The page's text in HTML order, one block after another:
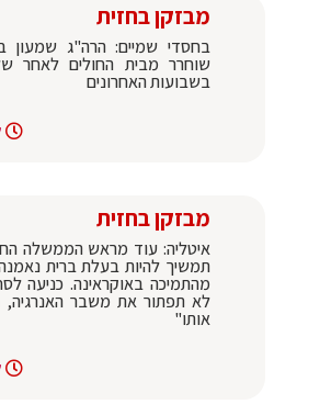
מבזקן בחזית
בחסדי שמיים: הרה"ג שמעון
שוחרר מבית החולים לאחר
בשבועות האחרונים
מבזקן בחזית
איטליה: עוד מראש הממשלה
תמשיך להיות בעלת ברית
מהתמיכה באוקראינה. כניעה
לא תפתור את משבר האנרגיה,
אותו"